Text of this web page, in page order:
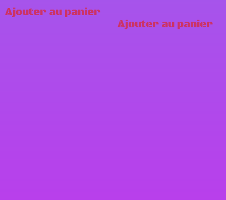
Ajouter au panier
Ajouter au panier